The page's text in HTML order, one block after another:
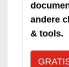
andere
& tools.